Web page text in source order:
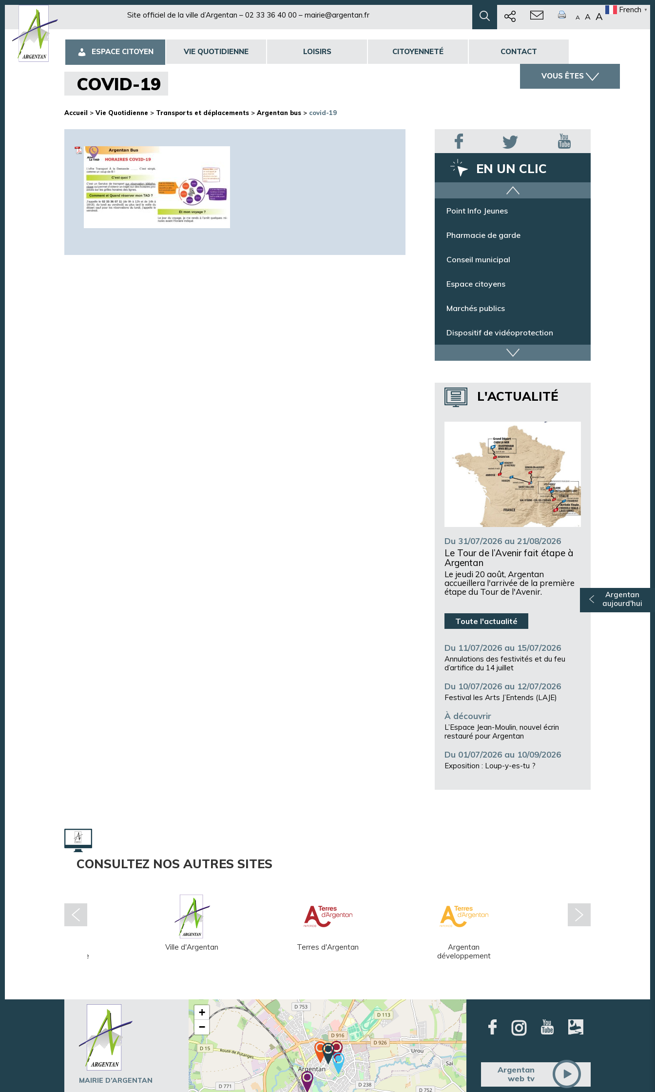
Site officiel de la ville d’Argentan – 02 33 36 40 00 – mairie@argentan.fr A A A
French ▼
ESPACE CITOYEN VIE QUOTIDIENNE LOISIRS CITOYENNETÉ CONTACT
VOUS ÊTES
Argentan
aujourd'hui
COVID-19
Accueil > Vie Quotidienne > Transports et déplacements > Argentan bus > covid-19
EN UN CLIC
Offres d’emploi
Point Info Jeunes
Pharmacie de garde
Conseil municipal
Espace citoyens
Marchés publics
Dispositif de vidéoprotection
Annuaire des services
Annuaire des associations
Argentan Aujourd’hui
L'ACTUALITÉ
Du 31/07/2026 au 21/08/2026
Le Tour de l’Avenir fait étape à
Argentan
Le jeudi 20 août, Argentan
accueillera l'arrivée de la première
étape du Tour de l'Avenir.
Toute l'actualité
Du 11/07/2026 au 15/07/2026
Annulations des festivités et du feu
d’artifice du 14 juillet
Du 10/07/2026 au 12/07/2026
Festival les Arts J’Entends (LAJE)
À découvrir
L’Espace Jean-Moulin, nouvel écrin
restauré pour Argentan
Du 01/07/2026 au 10/09/2026
Exposition : Loup-y-es-tu ?
CONSULTEZ NOS AUTRES SITES
Léger - André Mare
Ville d'Argentan Terres d'Argentan
Argentan
développement
MAIRIE D’ARGENTAN
+
−
Argentan
web tv